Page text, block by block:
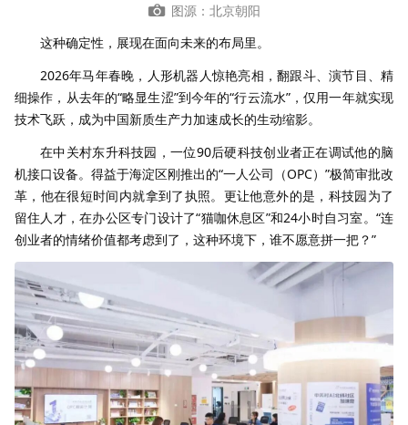
图源：北京朝阳
这种确定性，展现在面向未来的布局里。
2026年马年春晚，人形机器人惊艳亮相，翻跟斗、演节目、精
细操作，从去年的“略显生涩”到今年的“行云流水”，仅用一年就实现
技术飞跃，成为中国新质生产力加速成长的生动缩影。
在中关村东升科技园，一位90后硬科技创业者正在调试他的脑
机接口设备。得益于海淀区刚推出的“一人公司（OPC）”极简审批改
革，他在很短时间内就拿到了执照。更让他意外的是，科技园为了
留住人才，在办公区专门设计了“猫咖休息区”和24小时自习室。“连
创业者的情绪价值都考虑到了，这种环境下，谁不愿意拼一把？”